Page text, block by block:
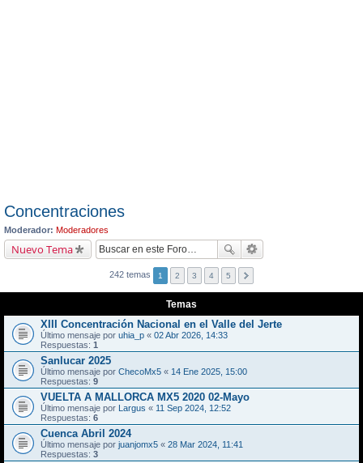
Concentraciones
Moderador: Moderadores
Nuevo Tema
242 temas 1 2 3 4 5
Temas
XIII Concentración Nacional en el Valle del Jerte
Último mensaje por uhia_p « 02 Abr 2026, 14:33
Respuestas: 1
Sanlucar 2025
Último mensaje por ChecoMx5 « 14 Ene 2025, 15:00
Respuestas: 9
VUELTA A MALLORCA MX5 2020 02-Mayo
Último mensaje por Largus « 11 Sep 2024, 12:52
Respuestas: 6
Cuenca Abril 2024
Último mensaje por juanjomx5 « 28 Mar 2024, 11:41
Respuestas: 3